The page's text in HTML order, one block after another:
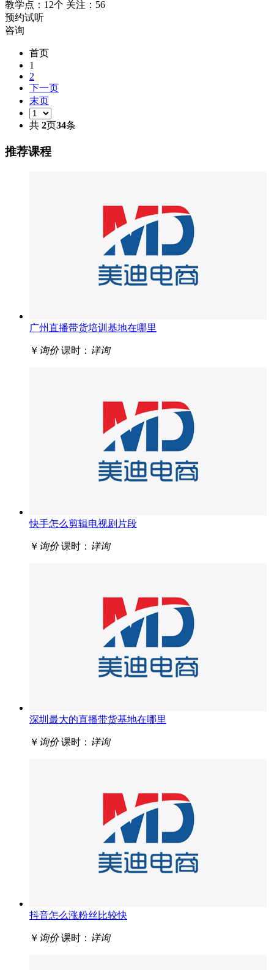
教学点：12个 关注：56
预约试听
咨询
首页
1
2
下一页
末页
共 2页34条
推荐课程
广州直播带货培训基地在哪里
￥ 询价 课时： 详询
快手怎么剪辑电视剧片段
￥ 询价 课时： 详询
深圳最大的直播带货基地在哪里
￥ 询价 课时： 详询
抖音怎么涨粉丝比较快
￥ 询价 课时： 详询